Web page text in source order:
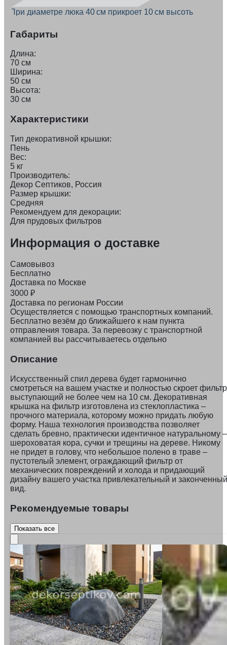
При диаметре люка 40 см прикроет 10 см высоты
Габариты
Длина:
70 см
Ширина:
50 см
Высота:
30 см
Характеристики
Тип декоративной крышки:
Пень
Вес:
5 кг
Производитель:
Декор Септиков, Россия
Размер крышки:
Средняя
Рекомендуем для декорации:
Для прудовых фильтров
Информация о доставке
Самовывоз
Бесплатно
Доставка по Москве
3000 ₽
Доставка по регионам России
Осуществляется с помощью транспортных компаний.
Бесплатно везём до ближайшего к нам пункта
отправления товара. За перевозку с транспортной
компанией вы рассчитываетесь отдельно
Описание
Искусственный спил дерева будет гармонично
смотреться на вашем участке и полностью скроет
выступающий не более чем на 10 см. Декоративная
крышка на фильтр изготовлена из стеклопластика –
прочного материала, которому можно придать любую
форму. Наша технология производства позволяет
сделать бревно, практически идентичное натуральному –
шероховатая кора, сучки и трещины на дереве. Никому
не придет в голову, что небольшое полено в траве –
пустотелый элемент, ограждающий фильтр от
механических повреждений и холода и придающий
дизайну вашего участка привлекательный и законченный
вид.
Рекомендуемые товары
Показать все